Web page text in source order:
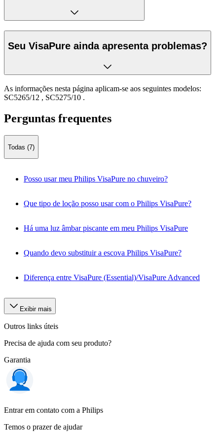
Seu VisaPure ainda apresenta problemas?
As informações nesta página aplicam-se aos seguintes modelos:
SC5265/12 , SC5275/10 .
Perguntas frequentes
Todas (7)
Posso usar meu Philips VisaPure no chuveiro?
Que tipo de loção posso usar com o Philips VisaPure?
Há uma luz âmbar piscante em meu Philips VisaPure
Quando devo substituir a escova Philips VisaPure?
Diferença entre VisaPure (Essential)/VisaPure Advanced
Exibir mais
Outros links úteis
Precisa de ajuda com seu produto?
Garantia
Entrar em contato com a Philips
Temos o prazer de ajudar